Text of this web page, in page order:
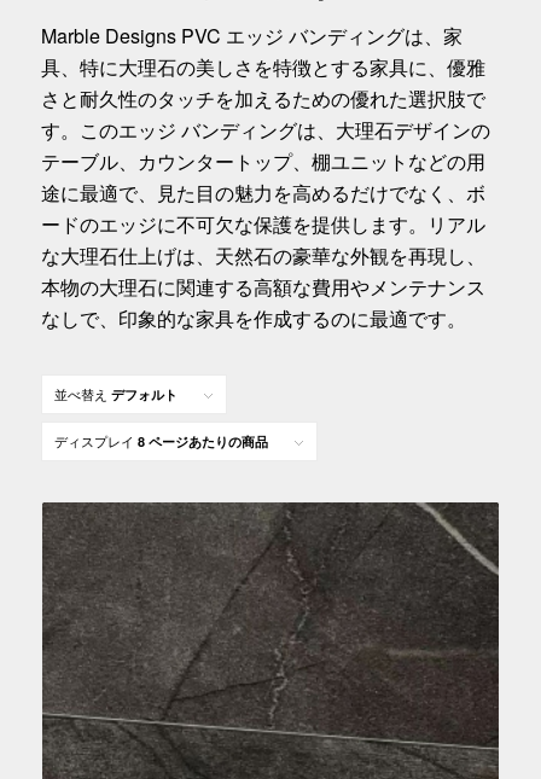
Marble Designs PVC エッジ バンディングは、家
具、特に大理石の美しさを特徴とする家具に、優雅
さと耐久性のタッチを加えるための優れた選択肢で
す。このエッジ バンディングは、大理石デザインの
テーブル、カウンタートップ、棚ユニットなどの用
途に最適で、見た目の魅力を高めるだけでなく、ボ
ードのエッジに不可欠な保護を提供します。リアル
な大理石仕上げは、天然石の豪華な外観を再現し、
本物の大理石に関連する高額な費用やメンテナンス
なしで、印象的な家具を作成するのに最適です。
並べ替え デフォルト
ディスプレイ 8 ページあたりの商品